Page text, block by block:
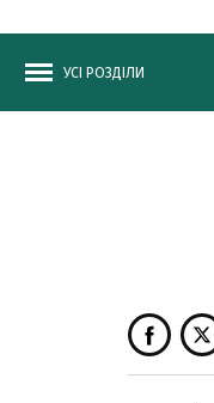
УСІ РОЗДІЛИ